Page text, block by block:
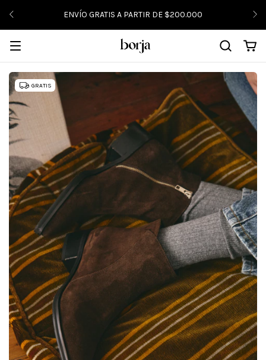
ENVÍO GRATIS A PARTIR DE $200.000
GRATIS